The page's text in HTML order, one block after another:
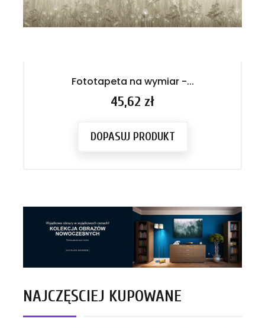
Fototapeta na wymiar -...
Cena
45,62 zł
DOPASUJ PRODUKT
NAJCZĘŚCIEJ KUPOWANE